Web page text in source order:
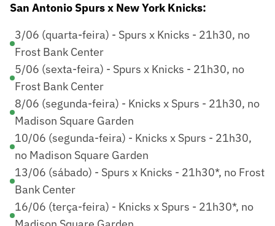
San Antonio Spurs x New York Knicks:
3/06 (quarta-feira) - Spurs x Knicks - 21h30, no
Frost Bank Center
5/06 (sexta-feira) - Spurs x Knicks - 21h30, no
Frost Bank Center
8/06 (segunda-feira) - Knicks x Spurs - 21h30, no
Madison Square Garden
10/06 (segunda-feira) - Knicks x Spurs - 21h30,
no Madison Square Garden
13/06 (sábado) - Spurs x Knicks - 21h30*, no Frost
Bank Center
16/06 (terça-feira) - Knicks x Spurs - 21h30*, no